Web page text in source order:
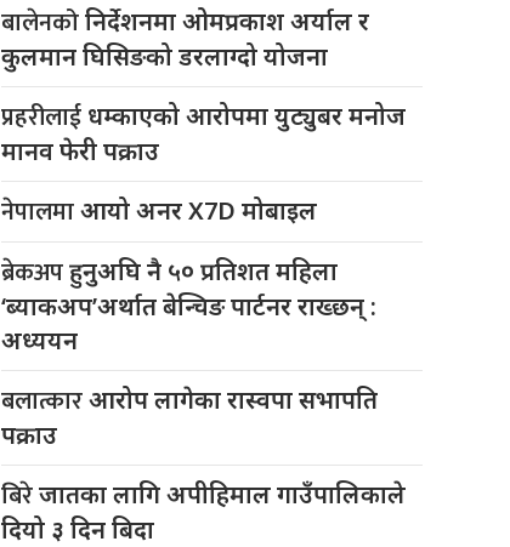
बालेनकोनिर्देशनमा ओमप्रकाश अर्याल र
कुलमान घिसिङको डरलाग्दो योजना
प्रहरीलाई धम्काएको आरोपमा युट्युबर मनोज
मानव फेरी पक्राउ
नेपालमाआयो अनर X7D मोबाइल
ब्रेकअपहुनुअघि नै ५० प्रतिशत महिला
‘ब्याकअप’अर्थात बेन्चिङ पार्टनर राख्छन् :
अध्ययन
बलात्कारआरोप लागेका रास्वपा सभापति
पक्राउ
बिरेजातका लागि अपीहिमाल गाउँपालिकाले
दियो ३ दिन बिदा